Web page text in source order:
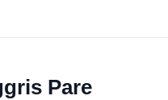
Pare